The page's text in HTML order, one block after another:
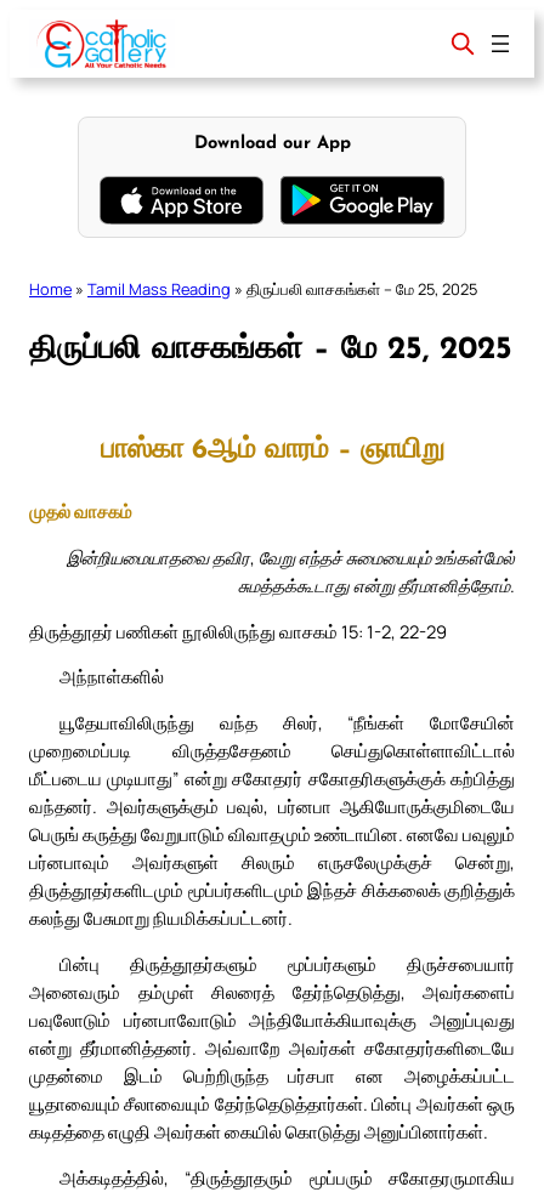
content
Download our App
Home » Tamil Mass Reading » திருப்பலி வாசகங்கள் – மே 25, 2025
திருப்பலி வாசகங்கள் – மே 25, 2025
பாஸ்கா 6ஆம் வாரம் – ஞாயிறு
முதல் வாசகம்
இன்றியமையாதவை தவிர, வேறு எந்தச் சுமையையும் உங்கள்மேல்
சுமத்தக்கூடாது என்று தீர்மானித்தோம்.
திருத்தூதர் பணிகள் நூலிலிருந்து வாசகம் 15: 1-2, 22-29
அந்நாள்களில்
யூதேயாவிலிருந்து வந்த சிலர், “நீங்கள் மோசேயின்
முறைமைப்படி விருத்தசேதனம் செய்துகொள்ளாவிட்டால்
மீட்படைய முடியாது” என்று சகோதரர் சகோதரிகளுக்குக் கற்பித்து
வந்தனர். அவர்களுக்கும் பவுல், பர்னபா ஆகியோருக்குமிடையே
பெருங் கருத்து வேறுபாடும் விவாதமும் உண்டாயின. எனவே பவுலும்
பர்னபாவும் அவர்களுள் சிலரும் எருசலேமுக்குச் சென்று,
திருத்தூதர்களிடமும் மூப்பர்களிடமும் இந்தச் சிக்கலைக் குறித்துக்
கலந்து பேசுமாறு நியமிக்கப்பட்டனர்.
பின்பு திருத்தூதர்களும் மூப்பர்களும் திருச்சபையார்
அனைவரும் தம்முள் சிலரைத் தேர்ந்தெடுத்து, அவர்களைப்
பவுலோடும் பர்னபாவோடும் அந்தியோக்கியாவுக்கு அனுப்புவது
என்று தீர்மானித்தனர். அவ்வாறே அவர்கள் சகோதரர்களிடையே
முதன்மை இடம் பெற்றிருந்த பர்சபா என அழைக்கப்பட்ட
யூதாவையும் சீலாவையும் தேர்ந்தெடுத்தார்கள். பின்பு அவர்கள் ஒரு
கடிதத்தை எழுதி அவர்கள் கையில் கொடுத்து அனுப்பினார்கள்.
அக்கடிதத்தில், “திருத்தூதரும் மூப்பரும் சகோதரருமாகிய